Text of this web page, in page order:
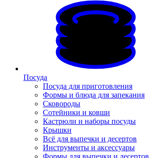
Посуда
Посуда для приготовления
Формы и блюда для запекания
Сковороды
Сотейники и ковши
Кастрюли и наборы посуды
Крышки
Всё для выпечки и десертов
Инструменты и аксессуары
Формы для выпечки и десертов